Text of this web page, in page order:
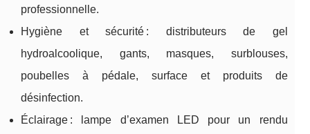
professionnelle.
Hygiène et sécurité : distributeurs de gel
hydroalcoolique, gants, masques, surblouses,
poubelles à pédale, surface et produits de
désinfection.
Éclairage : lampe d’examen LED pour un rendu